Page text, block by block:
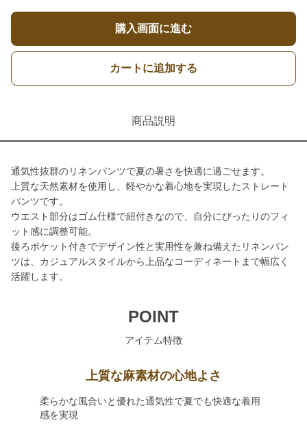
購入画面に進む
カートに追加する
商品説明
通気性抜群のリネンパンツで夏の暑さを快適に過ごせます。
上質な天然素材を使用し、軽やかな着心地を実現したストレート
パンツです。
ウエスト部分はゴム仕様で紐付きなので、自分にぴったりのフィ
ット感に調整可能。
後ろポケット付きでデザイン性と実用性を兼ね備えたリネンパン
ツは、カジュアルスタイルから上品なコーディネートまで幅広く
活躍します。
POINT
アイテム特徴
上質な麻素材の心地よさ
柔らかな風合いと優れた通気性で夏でも快適な着用
感を実現